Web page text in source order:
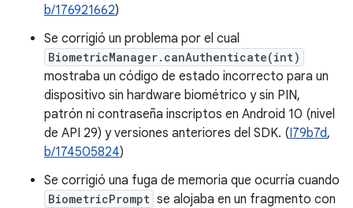
b/176921662)
Se corrigió un problema por el cual
BiometricManager.canAuthenticate(int)
mostraba un código de estado incorrecto para un
dispositivo sin hardware biométrico y sin PIN,
patrón ni contraseña inscriptos en Android 10 (nivel
de API 29) y versiones anteriores del SDK. (I79b7d,
b/174505824)
Se corrigió una fuga de memoria que ocurría cuando
BiometricPrompt se alojaba en un fragmento con